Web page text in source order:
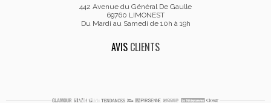
442 Avenue du Général De Gaulle
69760 LIMONEST
Du Mardi au Samedi de 10h à 19h
AVIS CLIENTS